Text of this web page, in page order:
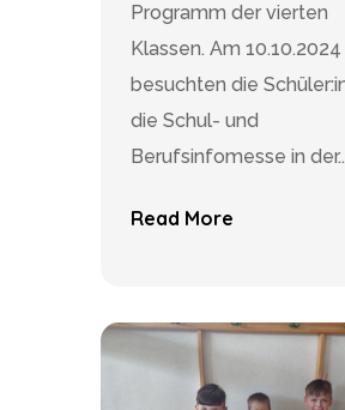
Programm der vierten
Klassen. Am 10.10.2024
besuchten die
die Schul- und
Berufsinfomesse in
Read More